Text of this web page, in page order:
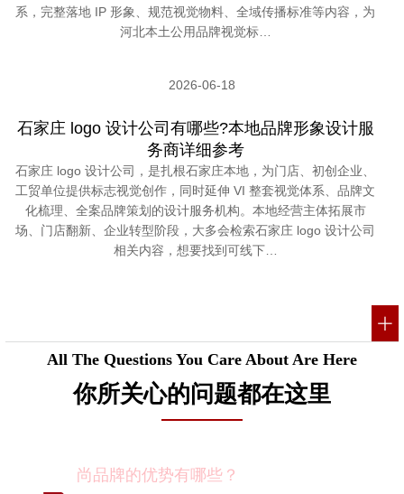
系，完整落地 IP 形象、规范视觉物料、全域传播标准等内容，为
河北本土公用品牌视觉标…
2026-06-18
石家庄 logo 设计公司有哪些?本地品牌形象设计服
务商详细参考
石家庄 logo 设计公司，是扎根石家庄本地，为门店、初创企业、
工贸单位提供标志视觉创作，同时延伸 VI 整套视觉体系、品牌文
化梳理、全案品牌策划的设计服务机构。本地经营主体拓展市
场、门店翻新、企业转型阶段，大多会检索石家庄 logo 设计公司
相关内容，想要找到可线下…
All The Questions You Care About Are Here
你所关心的问题都在这里
尚品牌的优势有哪些？